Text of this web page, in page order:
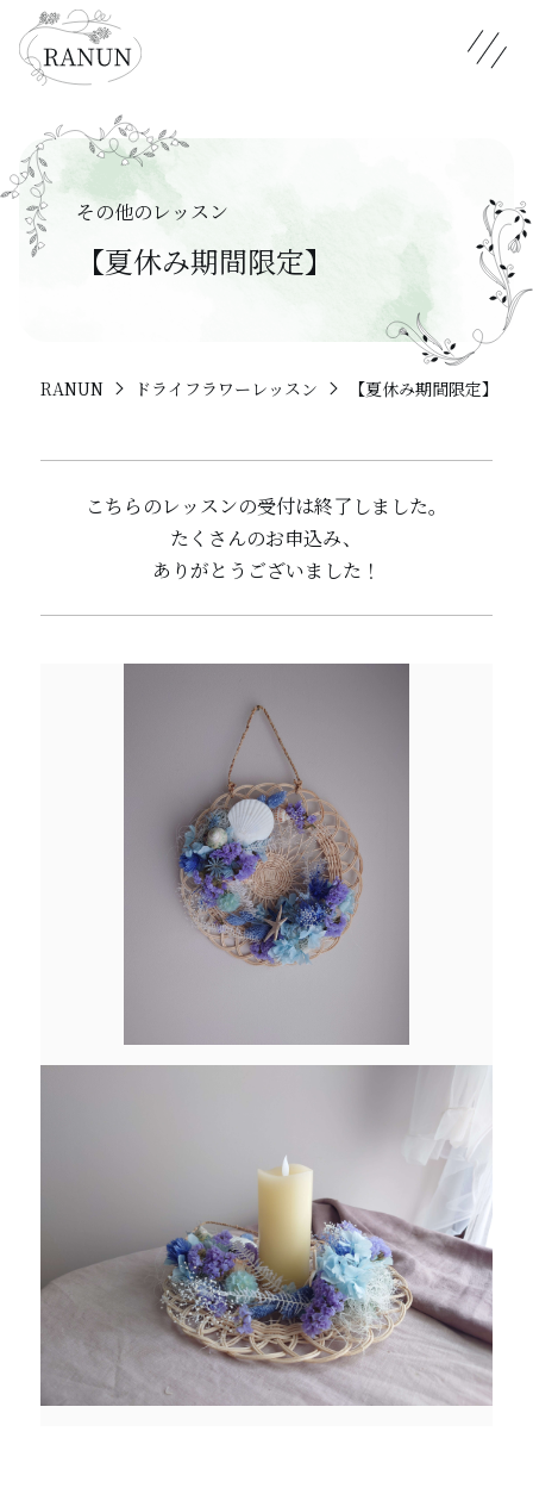
【夏休み期間限定】
その他のレッスン
RANUN ドライフラワーレッスン 【夏休み期間限定】
こちらのレッスンの受付は終了しました。
たくさんのお申込み、
ありがとうございました！